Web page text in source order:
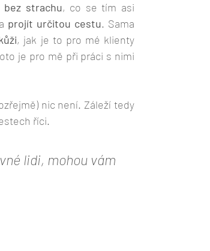
bez strachu, co se tím asi
projít určitou cestu. Sama
, jak je to pro mé klienty
je pro mě při práci s nimi
nic není. Záleží tedy
říci.
lidi, mohou vám